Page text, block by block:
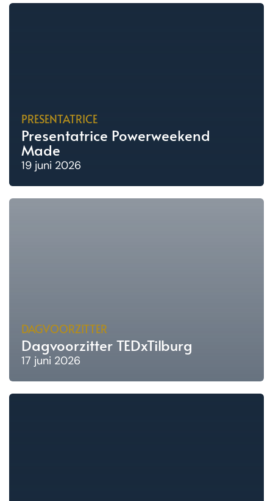
PRESENTATRICE
Presentatrice Powerweekend
Made
19 juni 2026
DAGVOORZITTER
Dagvoorzitter TEDxTilburg
17 juni 2026